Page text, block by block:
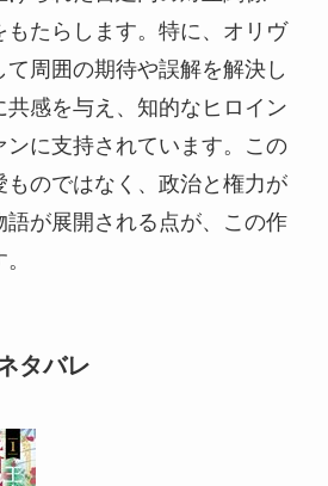
もたらします。特に、オリヴ
て周囲の期待や誤解を解決し
共感を与え、知的なヒロイン
に支持されています。この
ものではなく、政治と権力が
が展開される点が、この作
タバレ